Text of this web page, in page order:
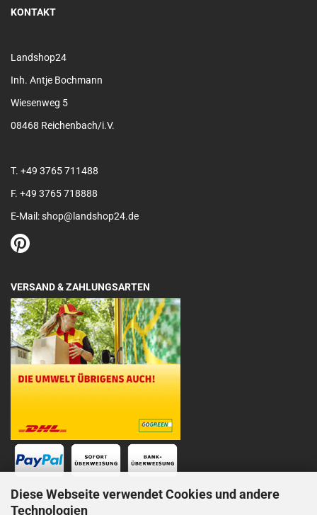
Diese Webseite verwendet Cookies und andere
Technologien
KONTAKT
Landshop24
Inh. Antje Bochmann
Wiesenweg 5
08468 Reichenbach/i.V.
T. +49 3765 711488
F. +49 3765 718888
E-Mail: shop@landshop24.de
VERSAND & ZAHLUNGSARTEN